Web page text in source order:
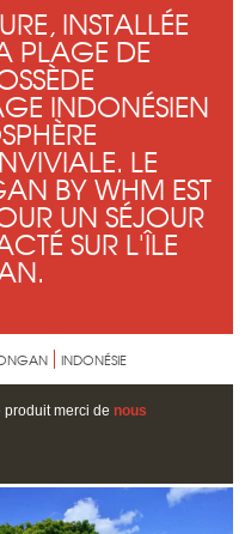
INSTALLÉE
PLAGE DE
INDONÉSIEN
LE
BY WHM EST
UN SÉJOUR
SUR L'ÎLE
INDONÉSIE
merci de nous